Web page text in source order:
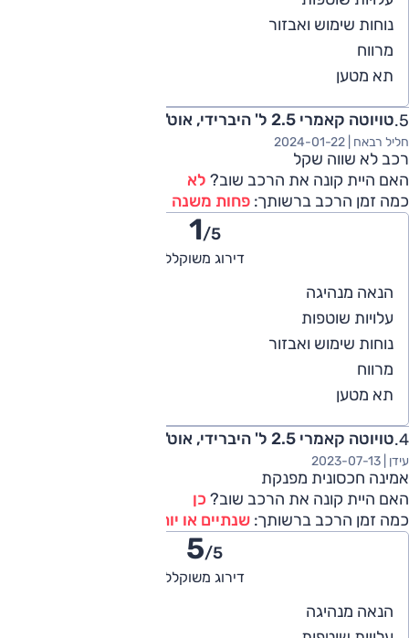
טויוטה קאמרי 2.5 ל' היברידי, אוט', LE 2019
עידן | 2023-07-13
אמינה חכסונית מפנקת
האם היית קונה את הרכב שוב? כן
כמה זמן הרכב ברשותך: שנתיים או יותר
5/5
דירוג משוקלל
הנאה מנהיגה
טויוטה קאמרי 2.5 ל' היברידי, אוט', XLE 2022
חליל רבאח | 2024-01-22
רכב לא שווה שקל
האם היית קונה את הרכב שוב? לא
כמה זמן הרכב ברשותך: פחות משנה
1/5
דירוג משוקלל
הנאה מנהיגה
עלויות שוטפות
נוחות שימוש ואבזור
מרווח
תא מטען
נוחות שימוש ואבזור
מרווח
תא מטען